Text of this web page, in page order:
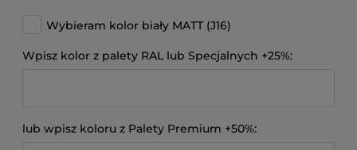
Wybieram kolor biały MATT (J16)
Wpisz kolor z palety RAL lub Specjalnych +25%:
lub wpisz koloru z Palety Premium +50%: